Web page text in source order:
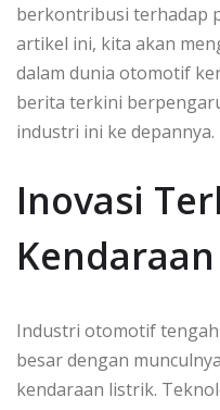
berkontribusi terhadap
artikel ini, kita akan
dalam dunia otomotif
berita terkini
industri ini ke depannya.
Inovasi
Industri otomotif
besar dengan
kendaraan listrik.